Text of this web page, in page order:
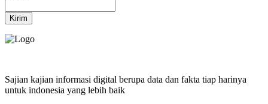
Kirim
Sajian kajian informasi digital berupa data dan fakta tiap harinya
untuk indonesia yang lebih baik